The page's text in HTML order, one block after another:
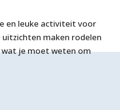
en leuke activiteit voor
maken rodelen
wat je moet weten om